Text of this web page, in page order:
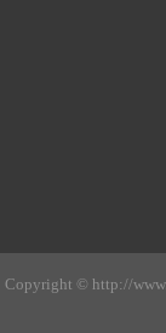
Copyright © http://